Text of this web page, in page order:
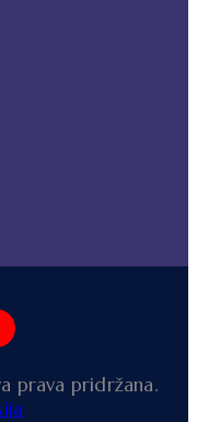
prava pridržana.